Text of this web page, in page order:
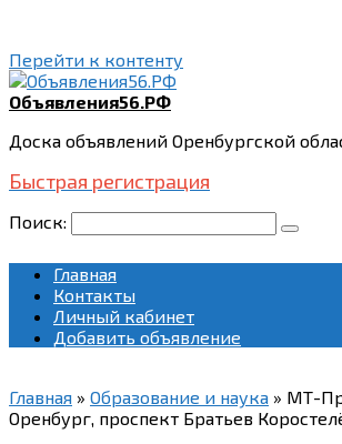
Перейти к контенту
Объявления56.РФ
Доска объявлений Оренбургской
Быстрая регистрация
Поиск:
Главная
Контакты
Личный кабинет
Добавить объявление
Главная » Образование и наука » МТ-
Оренбург, проспект Братьев